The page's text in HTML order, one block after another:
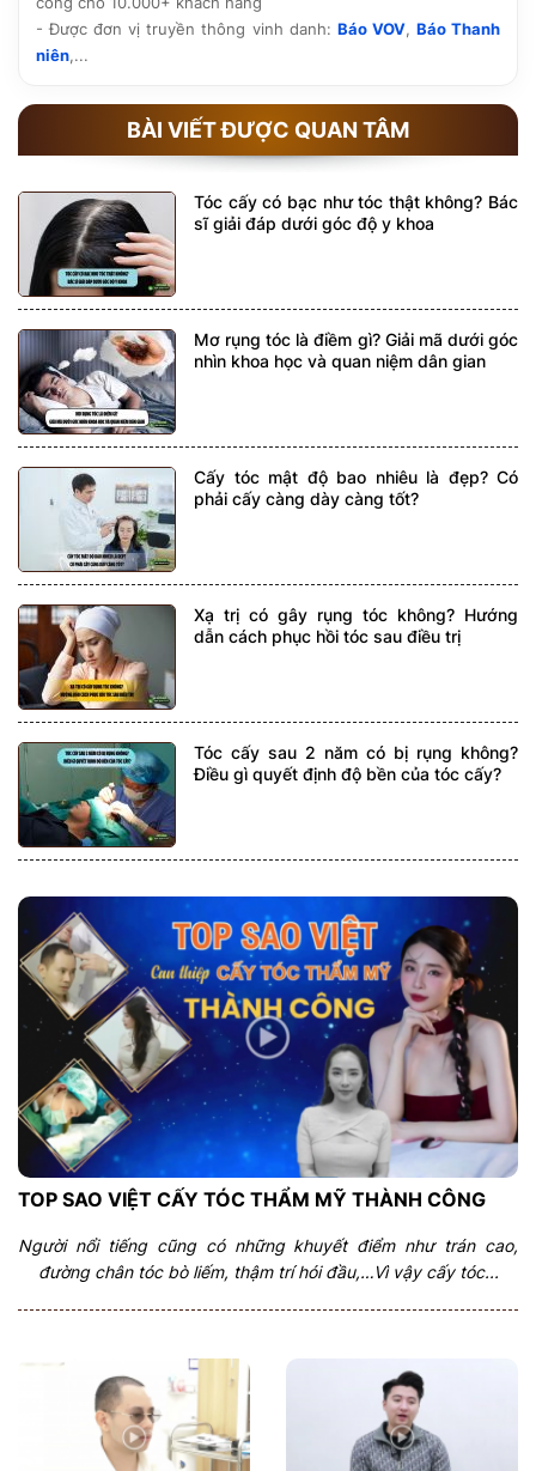
- Được đơn vị truyền thông vinh danh: Báo VOV, Báo Thanh
niên,...
BÀI VIẾT ĐƯỢC QUAN TÂM
Tóc cấy có bạc như tóc thật không? Bác
sĩ giải đáp dưới góc độ y khoa
Mơ rụng tóc là điềm gì? Giải mã dưới góc
nhìn khoa học và quan niệm dân gian
Cấy tóc mật độ bao nhiêu là đẹp? Có
phải cấy càng dày càng tốt?
Xạ trị có gây rụng tóc không? Hướng
dẫn cách phục hồi tóc sau điều trị
Tóc cấy sau 2 năm có bị rụng không?
Điều gì quyết định độ bền của tóc cấy?
TOP SAO VIỆT CẤY TÓC THẨM MỸ THÀNH CÔNG
Người nổi tiếng cũng có những khuyết điểm như trán cao,
đường chân tóc bò liếm, thậm trí hói đầu,…Vì vậy cấy tóc...